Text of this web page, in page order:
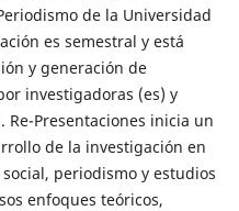
de la Universidad
es semestral y está
y generación de
investigadoras (es) y
Presentaciones inicia un
de la investigación en
periodismo y estudios
enfoques teóricos,